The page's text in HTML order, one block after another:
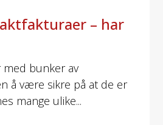
– har
med bunker av
å være sikre på at de er
mange ulike...